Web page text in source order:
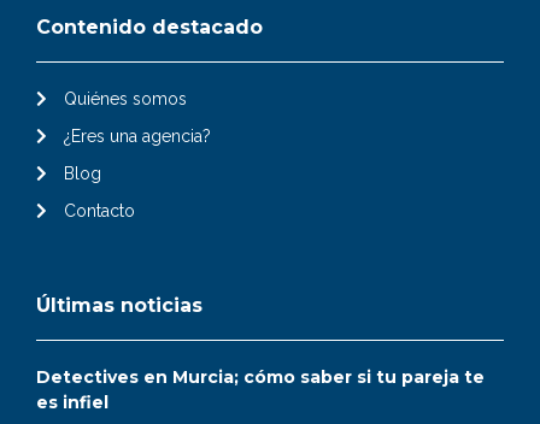
Contenido destacado
Quiénes somos
¿Eres una agencia?
Blog
Contacto
Últimas noticias
Detectives en Murcia; cómo saber si tu pareja te
es infiel